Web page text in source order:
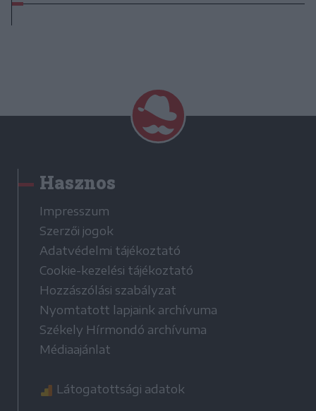
Hasznos
Impresszum
Szerzői jogok
Adatvédelmi tájékoztató
Cookie-kezelési tájékoztató
Hozzászólási szabályzat
Nyomtatott lapjaink archívuma
Székely Hírmondó archívuma
Médiaajánlat
Látogatottsági adatok